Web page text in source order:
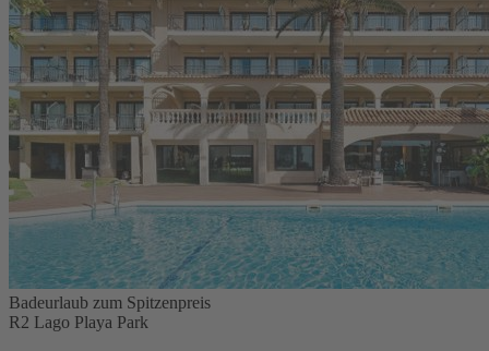
Badeurlaub zum Spitzenpreis
R2 Lago Playa Park